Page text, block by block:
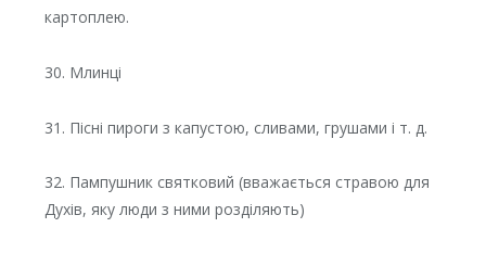
картоплею.
30. Млинці
31. Пісні пироги з капустою, сливами, грушами і т. д.
32. Пампушник святковий (вважається стравою для
Духів, яку люди з ними розділяють)